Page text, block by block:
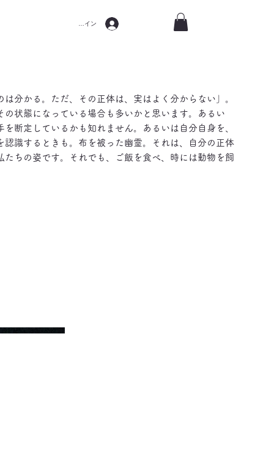
ログイン
は分かる。ただ、その正体は、実はよく分からない」。
の状態になっている場合も多いかと思います。あるい
断定しているかも知れません。あるいは自分自身を、
認識するときも。布を被った幽霊。それは、自分の正体
たちの姿です。それでも、ご飯を食べ、時には動物を飼